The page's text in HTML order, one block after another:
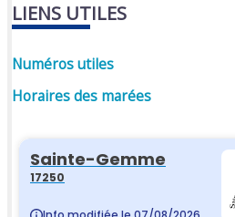
LIENS UTILES
Numéros utiles
Horaires des marées